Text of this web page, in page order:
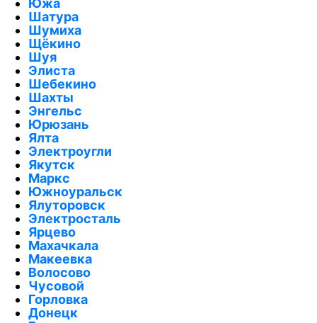
Шатура
Шумиха
Щёкино
Шуя
Элиста
Шебекино
Шахты
Энгельс
Юрюзань
Ялта
Электроугли
Якутск
Маркс
Южноуральск
Ялуторовск
Электросталь
Ярцево
Махачкала
Макеевка
Волосово
Чусовой
Горловка
Донецк